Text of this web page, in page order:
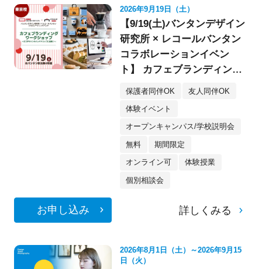
2026年9月19日（土）
【9/19(土)バンタンデザイン
研究所 × レコールバンタン
コラボレーションイベン
ト】 カフェブランディング
ワークショップ〈デザイ
保護者同伴OK 友人同伴OK
体験イベント
オープンキャンパス/学校説明会
無料 期間限定
オンライン可 体験授業
個別相談会
お申し込み 詳しくみる
2026年8月1日（土）～2026年9月15
日（火）